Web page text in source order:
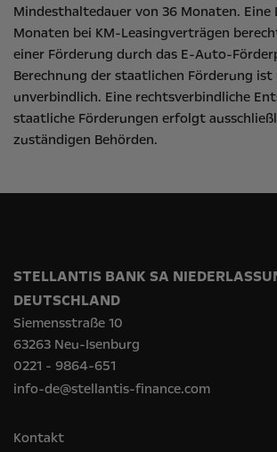
Mindesthaltedauer von 36 Monaten.
Monaten bei KM-Leasingverträgen
einer Förderung durch das E-Auto-
Berechnung der staatlichen Förderung ist
unverbindlich. Eine rechtsverbindliche
staatliche Förderungen erfolgt
zuständigen Behörden.
STELLANTIS BANK SA
DEUTSCHLAND
Siemensstraße 10
63263 Neu-Isenburg
0221 - 9864-651
info-de@stellantis-finance.com
Kontakt